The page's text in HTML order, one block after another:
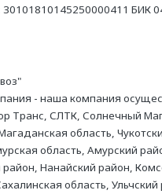
БИК
- наша компания
Транс, СЛТК, Солнечный
область,
область, Амурский
Нанайский район,
область,